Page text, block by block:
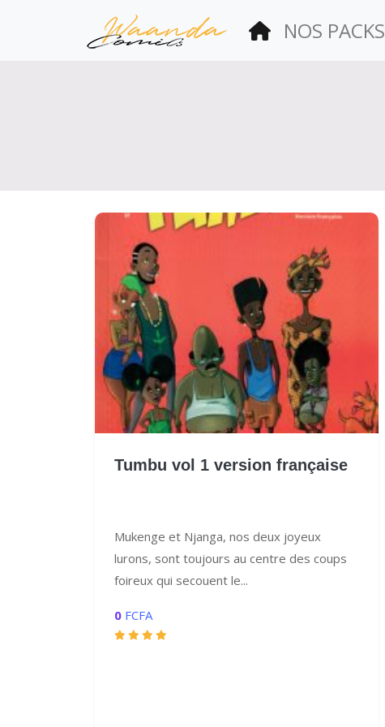
(current)
NOS PACKS
Tumbu vol 1 version française
Mukenge et Njanga, nos deux joyeux
lurons, sont toujours au centre des coups
foireux qui secouent le...
0 FCFA